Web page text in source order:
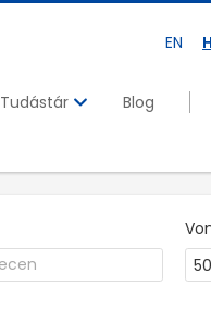
EN
Tudástár Blog